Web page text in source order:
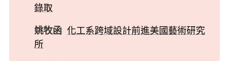
錄取
姚牧函 化工系跨域設計前進美國藝術研究
所